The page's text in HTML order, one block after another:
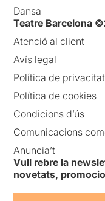
Dansa
Teatre Barcelona
Atenció al client
Avís legal
Política de privacitat
Política de cookies
Condicions d’ús
Comunicacions
Anuncia’t
Vull rebre la
novetats,